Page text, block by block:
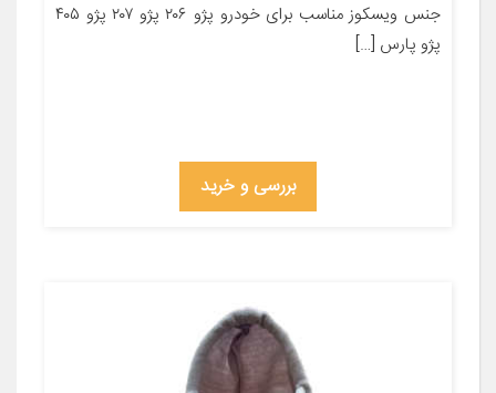
جنس ویسکوز مناسب برای خودرو پژو ۲۰۶ پژو ۲۰۷ پژو ۴۰۵
پژو پارس […]
بررسی و خرید